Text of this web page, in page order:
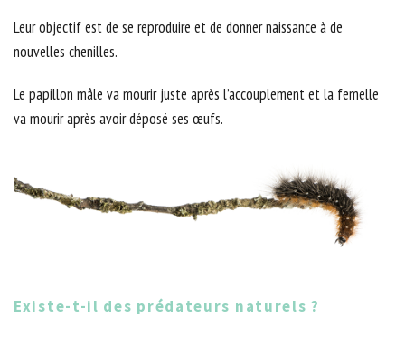
Leur objectif est de se reproduire et de donner naissance à de
nouvelles chenilles.
Le papillon mâle va mourir juste après l’accouplement et la femelle
va mourir après avoir déposé ses œufs.
Existe-t-il des prédateurs naturels ?